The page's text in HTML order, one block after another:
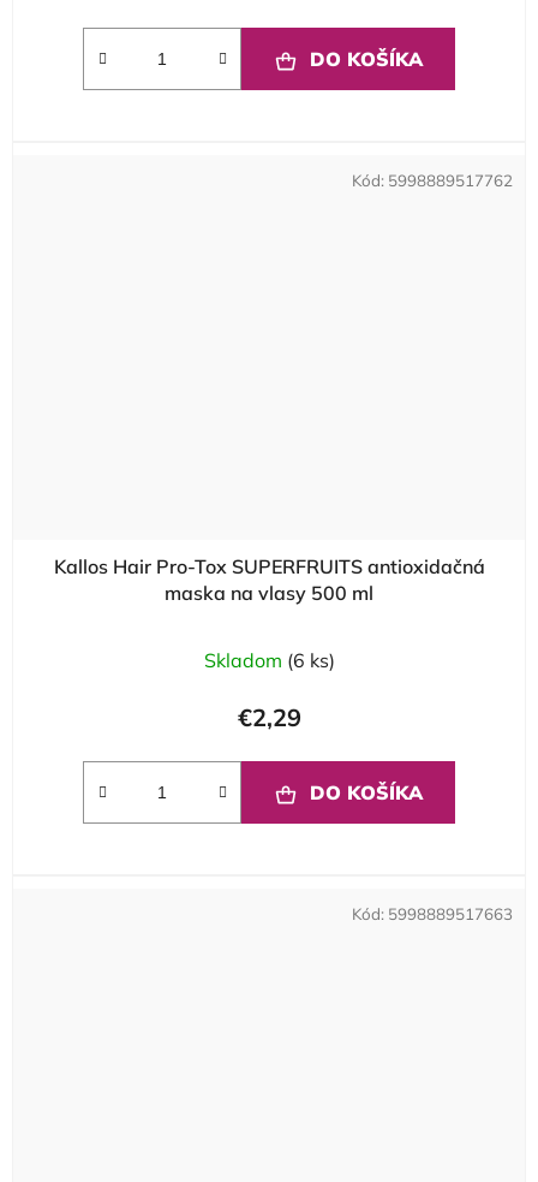
DO KOŠÍKA
Kallos Hair Pro-Tox SUPERFRUITS antioxidačná
maska na vlasy 500 ml
Skladom (6 ks)
€2,29
DO KOŠÍKA
Kód: 5998889517762
Kód: 5998889517663